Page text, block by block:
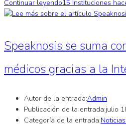
Continuar leyendo15 Instituciones
Speaknosis se suma
médicos gracias a la
Autor de la entrada:Admin
Publicación de la entrada:julio
Categoría de la entrada: